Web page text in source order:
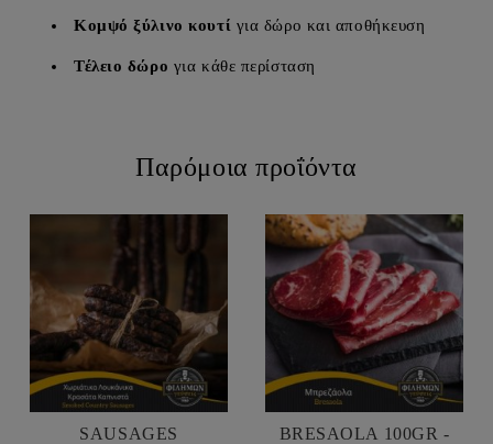
Κομψό ξύλινο κουτί για δώρο και αποθήκευση
Τέλειο δώρο για κάθε περίσταση
Παρόμοια προΐόντα
SAUSAGES
BRESAOLA 100GR -